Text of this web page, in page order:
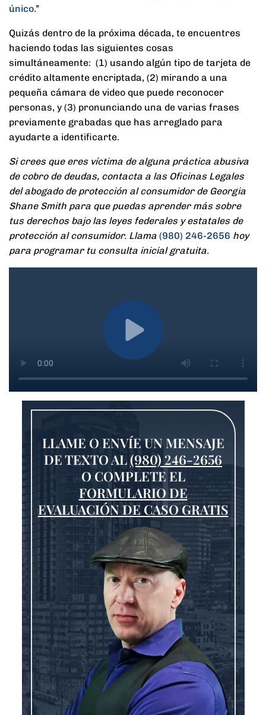
único.”
Quizás dentro de la próxima década, te encuentres
haciendo todas las siguientes cosas
simultáneamente: (1) usando algún tipo de tarjeta de
crédito altamente encriptada, (2) mirando a una
pequeña cámara de video que puede reconocer
personas, y (3) pronunciando una de varias frases
previamente grabadas que has arreglado para
ayudarte a identificarte.
Si crees que eres víctima de alguna práctica abusiva
de cobro de deudas, contacta a las Oficinas Legales
del abogado de protección al consumidor de Georgia
Shane Smith para que puedas aprender más sobre
tus derechos bajo las leyes federales y estatales de
protección al consumidor. Llama (980) 246-2656 hoy
para programar tu consulta inicial gratuita.
LLAME O ENVÍE UN MENSAJE
DE TEXTO AL(980) 246-2656
O COMPLETE EL
FORMULARIO DE
EVALUACIÓN DE CASO GRATIS